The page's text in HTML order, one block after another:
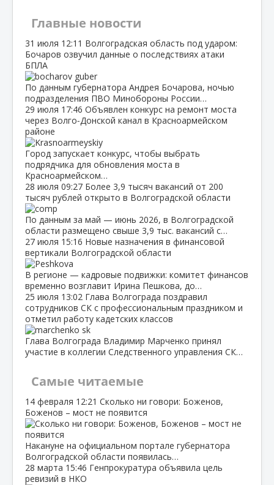
Главные новости
31 июля 12:11 Волгоградская область под ударом:
Бочаров озвучил данные о последствиях атаки
БПЛА
По данным губернатора Андрея Бочарова, ночью
подразделения ПВО Минобороны России…
29 июля 17:46 Объявлен конкурс на ремонт моста
через Волго‑Донской канал в Красноармейском
районе
Город запускает конкурс, чтобы выбрать
подрядчика для обновления моста в
Красноармейском…
28 июля 09:27 Более 3,9 тысяч вакансий от 200
тысяч рублей открыто в Волгоградской области
По данным за май — июнь 2026, в Волгоградской
области размещено свыше 3,9 тыс. вакансий с…
27 июля 15:16 Новые назначения в финансовой
вертикали Волгоградской области
В регионе — кадровые подвижки: комитет финансов
временно возглавит Ирина Пешкова, до…
25 июля 13:02 Глава Волгограда поздравил
сотрудников СК с профессиональным праздником и
отметил работу кадетских классов
Глава Волгограда Владимир Марченко принял
участие в коллегии Следственного управления СК…
Самые читаемые
14 февраля 12:21 Сколько ни говори: Боженов,
Боженов – мост не появится
Накануне на официальном портале губернатора
Волгоградской области появилась…
28 марта 15:46 Генпрокуратура объявила цель
ревизий в НКО